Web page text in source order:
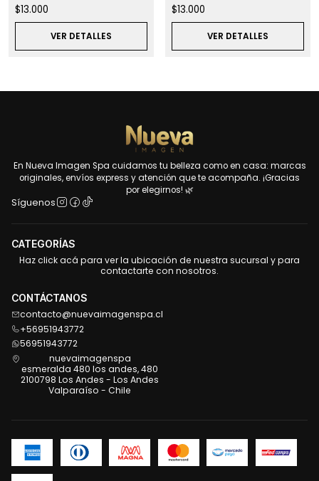
$13.000
VER DETALLES
$13.000
VER DETALLES
En Nueva Imagen Spa cuidamos tu belleza como en casa: marcas
originales, envíos express y atención que te acompaña. ¡Gracias
por elegirnos! 🌿
Síguenos
CATEGORÍAS
Haz click acá para ver la ubicación de nuestra sucursal y para
contactarte con nosotros.
CONTÁCTANOS
contacto@nuevaimagenspa.cl
+56951943772
56951943772
nuevaimagenspa
esmeralda 480 los andes, 480
2100798 Los Andes - Los Andes
Valparaíso - Chile